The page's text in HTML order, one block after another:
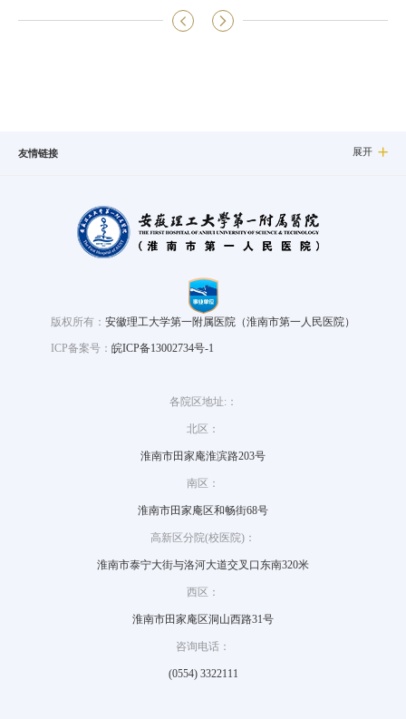
 
友情链接 展开 
版权所有： 安徽理工大学第一附属医院（淮南市第一人民医院）
ICP备案号： 皖ICP备13002734号-1
各院区地址:：
北区：
淮南市田家庵淮滨路203号
南区：
淮南市田家庵区和畅街68号
高新区分院(校医院)：
淮南市泰宁大街与洛河大道交叉口东南320米
西区：
淮南市田家庵区洞山西路31号
咨询电话：
(0554) 3322111